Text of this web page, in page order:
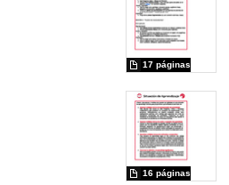
17 páginas
16 páginas